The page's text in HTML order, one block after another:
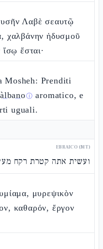
Λαβὲ σεαυτῷ
χαλβάνην ἡδυσμοῦ
ἔσται·
Mosheh: Prenditi
ⓘ aromatico, e
uguali.
EBRAICO (MT)
ועשית אתה קטרת רקח
μυρεψικὸν
καθαρόν, ἔργον